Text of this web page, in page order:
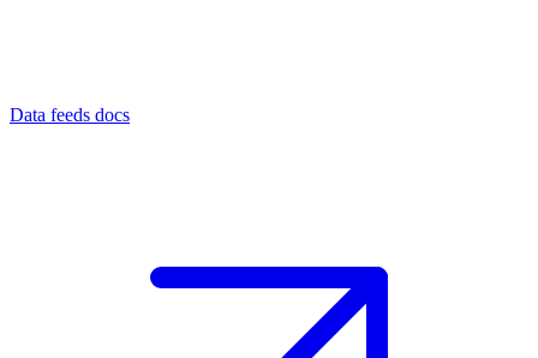
Data feeds docs